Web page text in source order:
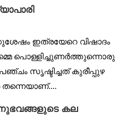
ഇത്രയേറെ വിഷാദം
പൊള്ളിച്ചുണർത്തുന്നൊരു
സൃഷ്ടിച്ചത് കുരീപ്പുഴ
തന്നെയാണ്....
കല